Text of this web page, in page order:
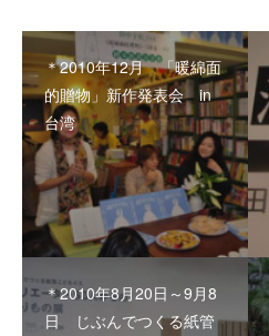
＊2010年12月 「暖綿面
的贈物」新作発表会 in
台湾
＊2010年8月20日～9月8
日 じぶんでつくる紙管